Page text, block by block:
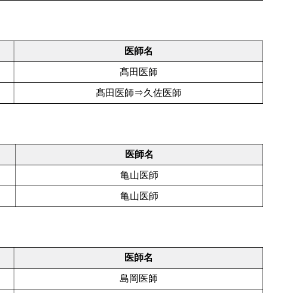
医師名
髙田医師
髙田医師⇒久佐医師
医師名
亀山医師
亀山医師
医師名
島岡医師